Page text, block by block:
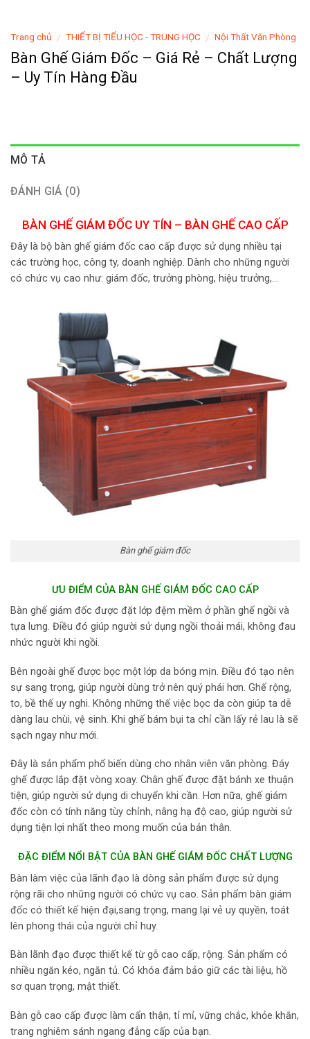
Trang chủ / THIẾT BỊ TIỂU HỌC - TRUNG HỌC / Nội Thất Văn Phòng
Bàn Ghế Giám Đốc – Giá Rẻ – Chất Lượng
– Uy Tín Hàng Đầu
MÔ TẢ
ĐÁNH GIÁ (0)
BÀN GHẾ GIÁM ĐỐC UY TÍN – BÀN GHẾ CAO CẤP
Đây là bộ bàn ghế giám đốc cao cấp được sử dụng nhiều tại
các trường học, công ty, doanh nghiệp. Dành cho những người
có chức vụ cao như: giám đốc, trưởng phòng, hiệu trưởng,…
Bàn ghế giám đốc
ƯU ĐIỂM CỦA BÀN GHẾ GIÁM ĐỐC CAO CẤP
Bàn ghế giám đốc được đặt lớp đệm mềm ở phần ghế ngồi và
tựa lưng. Điều đó giúp người sử dụng ngồi thoải mái, không đau
nhức người khi ngồi.
Bên ngoài ghế được bọc một lớp da bóng mịn. Điều đó tạo nên
sự sang trọng, giúp người dùng trở nên quý phái hơn. Ghế rộng,
to, bề thế uy nghi. Không những thế việc bọc da còn giúp ta dễ
dàng lau chùi, vệ sinh. Khi ghế bám bụi ta chỉ cần lấy rẻ lau là sẽ
sạch ngay như mới.
Đây là sản phẩm phổ biến dùng cho nhân viên văn phòng. Đáy
ghế được lắp đặt vòng xoay. Chân ghế được đặt bánh xe thuận
tiện, giúp người sử dụng di chuyển khi cần. Hơn nữa, ghế giám
đốc còn có tính năng tùy chỉnh, nâng hạ độ cao, giúp người sử
dụng tiện lợi nhất theo mong muốn của bản thân.
ĐẶC ĐIỂM NỔI BẬT CỦA BÀN GHẾ GIÁM ĐỐC CHẤT LƯỢNG
Bàn làm việc của lãnh đạo là dòng sản phẩm được sử dụng
rộng rãi cho những người có chức vụ cao. Sản phẩm bàn giám
đốc có thiết kế hiện đại,sang trọng, mang lại vẻ uy quyền, toát
lên phong thái của người chỉ huy.
Bàn lãnh đạo được thiết kế từ gỗ cao cấp, rộng. Sản phẩm có
nhiều ngăn kéo, ngăn tủ. Có khóa đảm bảo giữ các tài liệu, hồ
sơ quan trọng, mật thiết.
Bàn gỗ cao cấp được làm cẩn thận, tỉ mỉ, vững chắc, khỏe khắn,
trang nghiêm sánh ngang đẳng cấp của bạn.